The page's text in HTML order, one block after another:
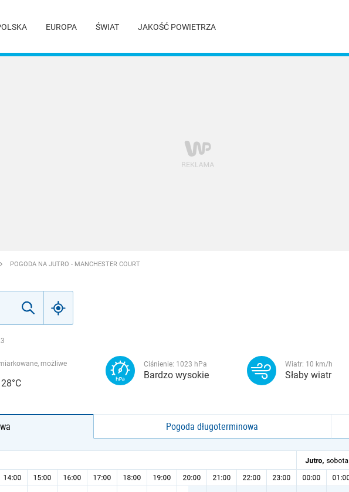
EUROPA ŚWIAT JAKOŚĆ POWIETRZA
POGODA NA JUTRO - MANCHESTER COURT
możliwe
Ciśnienie: 1023 hPa
Bardzo wysokie
Wiatr: 10 km/h
Słaby wiatr
Pogoda długoterminowa